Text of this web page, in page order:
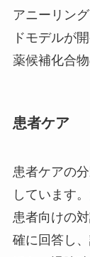
アニーリン
ドモデルが
薬候補化合
患者ケア
患者ケアの
しています。
患者向けの
確に回答し